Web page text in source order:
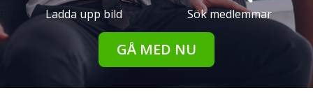
Ladda upp bild Sök medlemmar
GÅ MED NU